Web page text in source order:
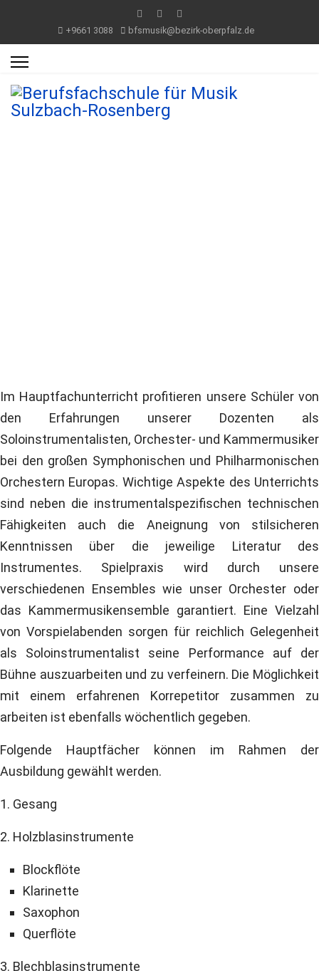
+9661 3088 bfsmusik@bezirk-oberpfalz.de
Im Hauptfachunterricht profitieren unsere Schüler von
den Erfahrungen unserer Dozenten als
Soloinstrumentalisten, Orchester- und Kammermusiker
bei den großen Symphonischen und Philharmonischen
Orchestern Europas. Wichtige Aspekte des Unterrichts
sind neben die instrumentalspezifischen technischen
Fähigkeiten auch die Aneignung von stilsicheren
Kenntnissen über die jeweilige Literatur des
Instrumentes. Spielpraxis wird durch unsere
verschiedenen Ensembles wie unser Orchester oder
das Kammermusikensemble garantiert. Eine Vielzahl
von Vorspielabenden sorgen für reichlich Gelegenheit
als Soloinstrumentalist seine Performance auf der
Bühne auszuarbeiten und zu verfeinern. Die Möglichkeit
mit einem erfahrenen Korrepetitor zusammen zu
arbeiten ist ebenfalls wöchentlich gegeben.
Folgende Hauptfächer können im Rahmen der
Ausbildung gewählt werden.
1. Gesang
2. Holzblasinstrumente
Blockflöte
Klarinette
Saxophon
Querflöte
3. Blechblasinstrumente